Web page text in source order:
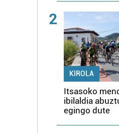
2
KIROLA
Itsasoko
ibilaldia
egingo dute